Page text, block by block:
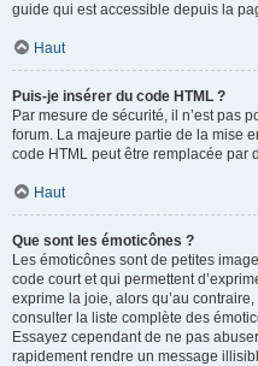
guide qui est accessible depuis la
Haut
Puis-je insérer du code HTML ?
Par mesure de sécurité, il n’est pas
forum. La majeure partie de la mise
code HTML peut être remplacée par
Haut
Que sont les émoticônes ?
Les émoticônes sont de petites
code court et qui permettent
exprime la joie, alors qu’au
consulter la liste complète des
Essayez cependant de ne pas
rapidement rendre un message